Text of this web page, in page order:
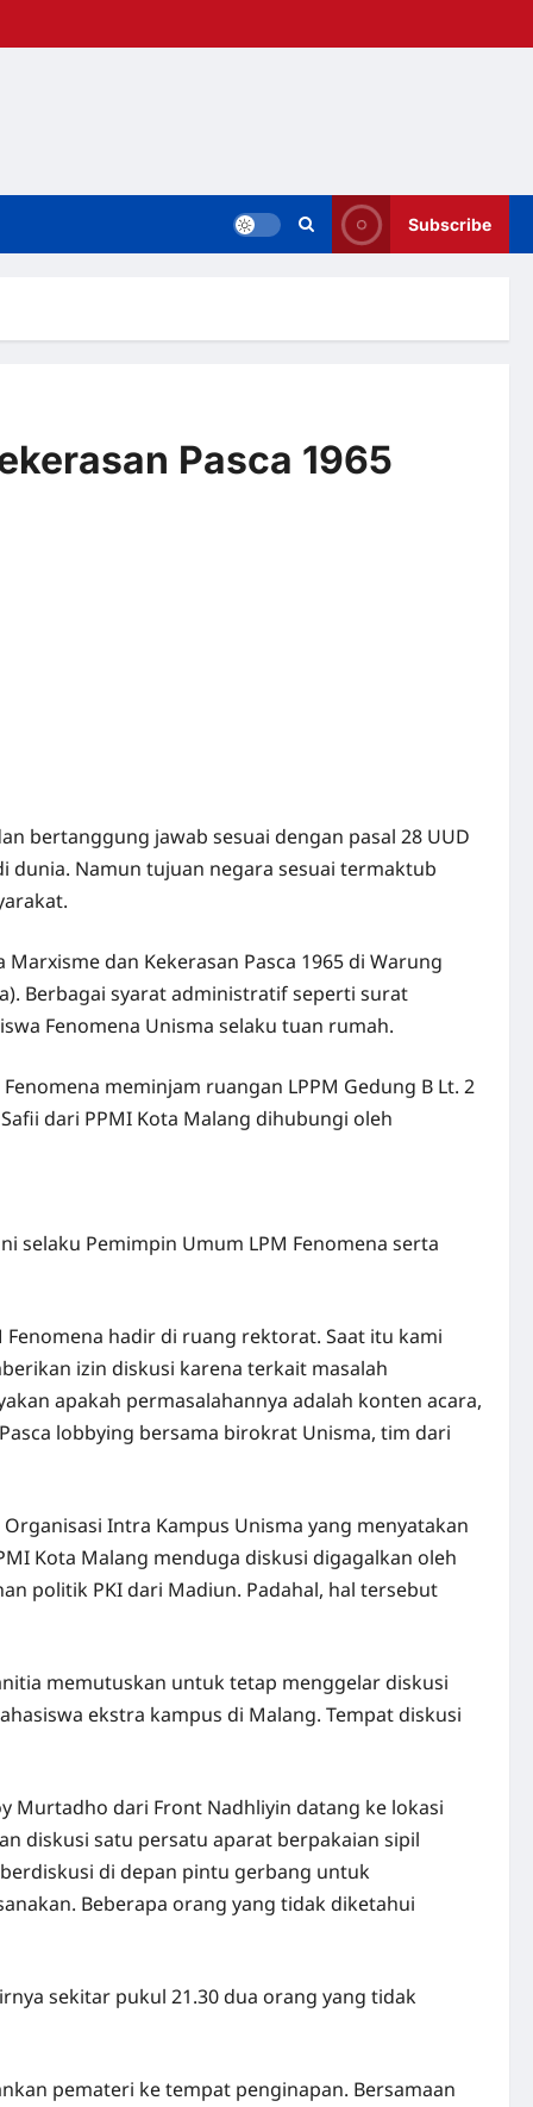
Subscribe
Pasca 1965
bertanggung jawab sesuai dengan pasal 28 UUD
dunia. Namun tujuan negara sesuai termaktub
dan Kekerasan Pasca 1965 di Warung
Berbagai syarat administratif seperti surat
Fenomena Unisma selaku tuan rumah.
meminjam ruangan LPPM Gedung B Lt. 2
dari PPMI Kota Malang dihubungi oleh
selaku Pemimpin Umum LPM Fenomena serta
Fenomena hadir di ruang rektorat. Saat itu kami
izin diskusi karena terkait masalah
apakah permasalahannya adalah konten acara,
lobbying bersama birokrat Unisma, tim dari
Intra Kampus Unisma yang menyatakan
Kota Malang menduga diskusi digagalkan oleh
politik PKI dari Madiun. Padahal, hal tersebut
memutuskan untuk tetap menggelar diskusi
ekstra kampus di Malang. Tempat diskusi
Murtadho dari Front Nadhliyin datang ke lokasi
diskusi satu persatu aparat berpakaian sipil
di depan pintu gerbang untuk
Beberapa orang yang tidak diketahui
sekitar pukul 21.30 dua orang yang tidak
pemateri ke tempat penginapan. Bersamaan